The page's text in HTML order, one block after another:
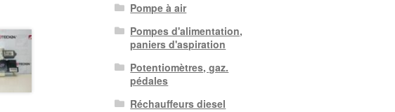
Pompe à air
Pompes d'alimentation,
paniers d'aspiration
Potentiomètres, gaz.
pédales
Réchauffeurs diesel